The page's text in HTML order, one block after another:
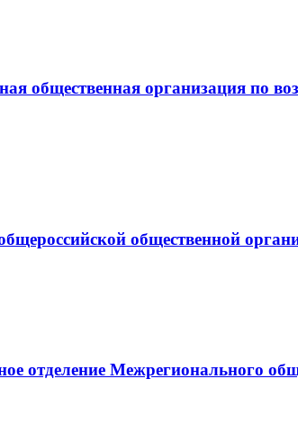
общественная организация по
общественной
отделение Межрегионального